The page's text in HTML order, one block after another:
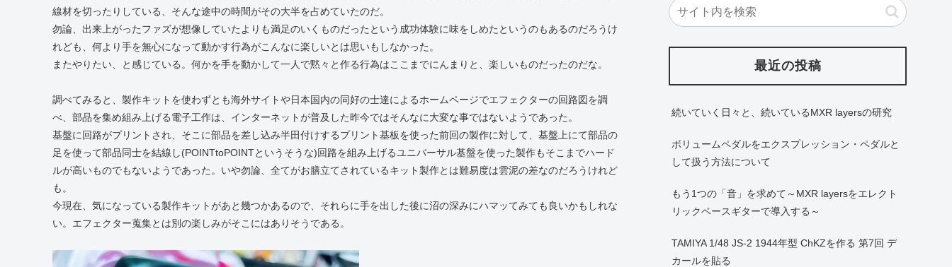
線材を切ったりしている、そんな途中の時間がその大半を占めていたのだ。
勿論、出来上がったファズが想像していたよりも満足のいくものだったという成功体験に味をしめたというのもあるのだろうけ
れども、何より手を無心になって動かす行為がこんなに楽しいとは思いもしなかった。
またやりたい、と感じている。何かを手を動かして一人で黙々と作る行為はここまでにんまりと、楽しいものだったのだな。
調べてみると、製作キットを使わずとも海外サイトや日本国内の同好の士達によるホームページでエフェクターの回路図を調
べ、部品を集め組み上げる電子工作は、インターネットが普及した昨今ではそんなに大変な事ではないようであった。
基盤に回路がプリントされ、そこに部品を差し込み半田付けするプリント基板を使った前回の製作に対して、基盤上にて部品の
足を使って部品同士を結線し(POINTtoPOINTというそうな)回路を組み上げるユニバーサル基盤を使った製作もそこまでハード
ルが高いものでもないようであった。いや勿論、全てがお膳立てされているキット製作とは難易度は雲泥の差なのだろうけれど
も。
今現在、気になっている製作キットがあと幾つかあるので、それらに手を出した後に沼の深みにハマッてみても良いかもしれな
い。エフェクター蒐集とは別の楽しみがそこにはありそうである。
最近の投稿
続いていく日々と、続いているMXR layersの研究
ボリュームペダルをエクスプレッション・ペダルと
して扱う方法について
もう1つの「音」を求めて～MXR layersをエレクト
リックベースギターで導入する～
TAMIYA 1/48 JS-2 1944年型 ChKZを作る 第7回 デ
カールを貼る